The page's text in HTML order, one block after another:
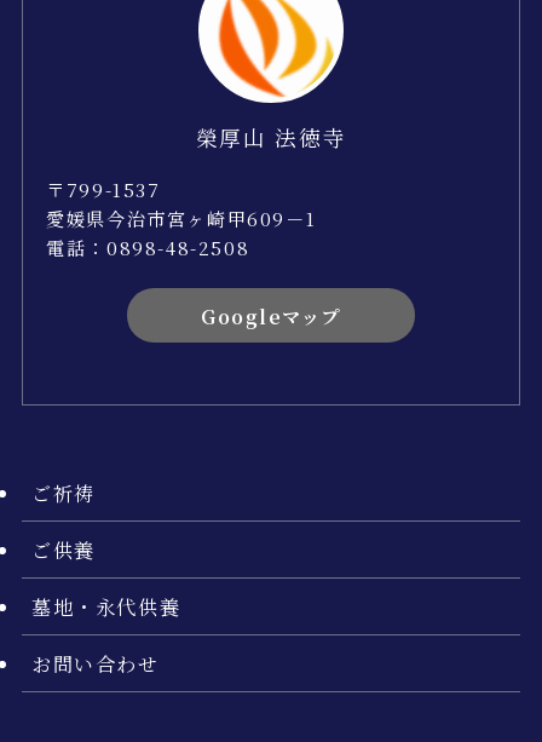
榮厚山 法徳寺
〒799-1537
愛媛県今治市宮ヶ崎甲609－1
電話：0898-48-2508
Googleマップ
ご祈祷
ご供養
墓地・永代供養
お問い合わせ